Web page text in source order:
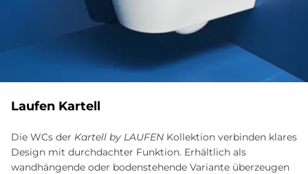
Lau­fen Kar­tell
Die WCs der Kartell by LAUFEN Kollektion verbinden klares
Design mit durchdachter Funktion. Erhältlich als
wandhängende oder bodenstehende Variante überzeugen